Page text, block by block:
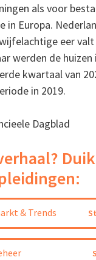
als voor
in Europa.
eer
werden de
kwartaal van
in 2019.
Dagblad
& Trends